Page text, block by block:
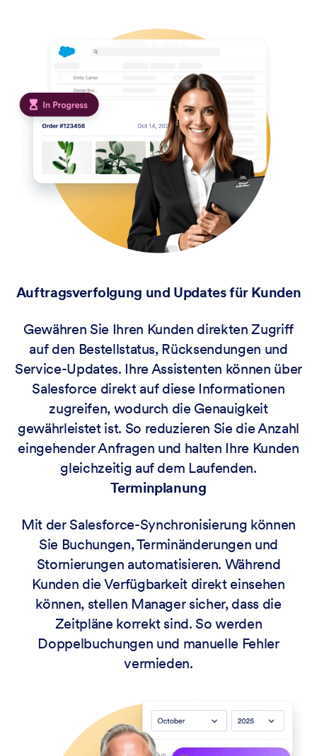
Auftragsverfolgung und Updates für Kunden
Gewähren Sie Ihren Kunden direkten Zugriff
auf den Bestellstatus, Rücksendungen und
Service-Updates. Ihre Assistenten können über
Salesforce direkt auf diese Informationen
zugreifen, wodurch die Genauigkeit
gewährleistet ist. So reduzieren Sie die Anzahl
eingehender Anfragen und halten Ihre Kunden
gleichzeitig auf dem Laufenden.
Terminplanung
Mit der Salesforce-Synchronisierung können
Sie Buchungen, Terminänderungen und
Stornierungen automatisieren. Während
Kunden die Verfügbarkeit direkt einsehen
können, stellen Manager sicher, dass die
Zeitpläne korrekt sind. So werden
Doppelbuchungen und manuelle Fehler
vermieden.